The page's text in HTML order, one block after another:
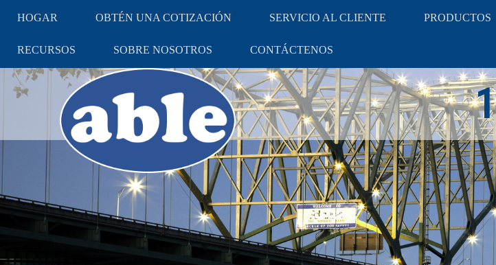
HOGAR OBTÉN UNA COTIZACIÓN SERVICIO AL CLIENTE PRODUCTOS
RECURSOS SOBRE NOSOTROS CONTÁCTENOS